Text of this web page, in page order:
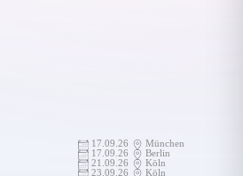
17.09.26
München
17.09.26
Berlin
21.09.26
Köln
23.09.26
Köln